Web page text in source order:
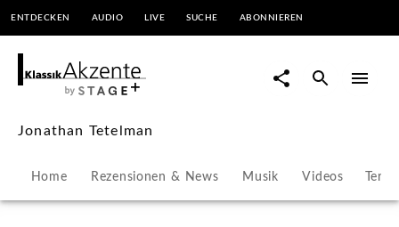
Jonathan
Tetelman
Fotos
|
ENTDECKEN AUDIO LIVE SUCHE ABONNIEREN
Jonathan Tetelman
Home Rezensionen & News Musik Videos